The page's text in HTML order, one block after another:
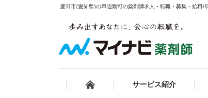
豊田市(愛知県)の車通勤可の薬剤師求人・転職・募集・給料/
サービス紹介